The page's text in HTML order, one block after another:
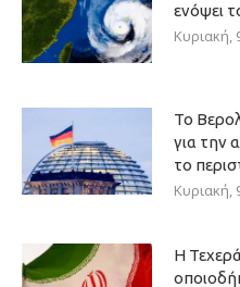
ενόψει
Κυριακή,
Το
για την
το
Κυριακή,
Η